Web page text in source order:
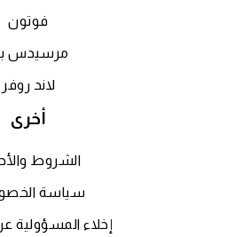
فوتون
مرسيدس
لاند روفر
أخرى
الشروط
سياسة
إخلاء المسؤولية